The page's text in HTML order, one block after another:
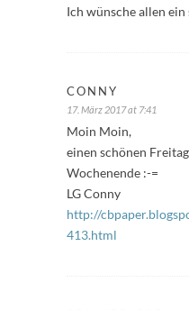
Ich wünsche allen
CONNY
17. März 2017 at 7:41
Moin Moin,
einen schönen
Wochenende :-=
LG Conny
http://
413.html